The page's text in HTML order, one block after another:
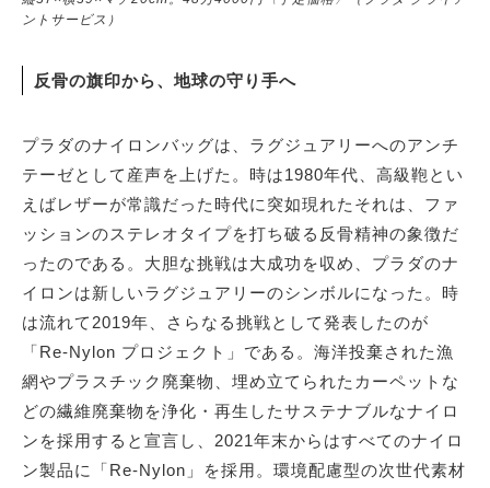
ントサービス）
反骨の旗印から、地球の守り手へ
プラダのナイロンバッグは、ラグジュアリーへのアンチ
テーゼとして産声を上げた。時は1980年代、高級鞄とい
えばレザーが常識だった時代に突如現れたそれは、ファ
ッションのステレオタイプを打ち破る反骨精神の象徴だ
ったのである。大胆な挑戦は大成功を収め、プラダのナ
イロンは新しいラグジュアリーのシンボルになった。時
は流れて2019年、さらなる挑戦として発表したのが
「Re-Nylon プロジェクト」である。海洋投棄された漁
網やプラスチック廃棄物、埋め立てられたカーペットな
どの繊維廃棄物を浄化・再生したサステナブルなナイロ
ンを採用すると宣言し、2021年末からはすべてのナイロ
ン製品に「Re-Nylon」を採用。環境配慮型の次世代素材